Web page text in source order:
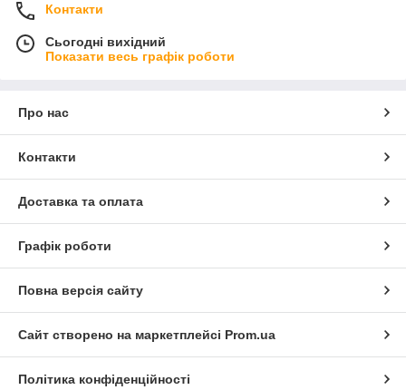
Контакти
Сьогодні вихідний
Показати весь графік роботи
Про нас
Контакти
Доставка та оплата
Графік роботи
Повна версія сайту
Сайт створено на маркетплейсі Prom.ua
Політика конфіденційності